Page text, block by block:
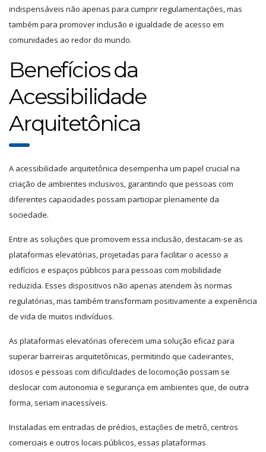
indispensáveis não apenas para cumprir regulamentações, mas
também para promover inclusão e igualdade de acesso em
comunidades ao redor do mundo.
Benefícios da
Acessibilidade
Arquitetônica
A acessibilidade arquitetônica desempenha um papel crucial na
criação de ambientes inclusivos, garantindo que pessoas com
diferentes capacidades possam participar plenamente da
sociedade.
Entre as soluções que promovem essa inclusão, destacam-se as
plataformas elevatórias, projetadas para facilitar o acesso a
edifícios e espaços públicos para pessoas com mobilidade
reduzida. Esses dispositivos não apenas atendem às normas
regulatórias, mas também transformam positivamente a experiência
de vida de muitos indivíduos.
As plataformas elevatórias oferecem uma solução eficaz para
superar barreiras arquitetônicas, permitindo que cadeirantes,
idosos e pessoas com dificuldades de locomoção possam se
deslocar com autonomia e segurança em ambientes que, de outra
forma, seriam inacessíveis.
Instaladas em entradas de prédios, estações de metrô, centros
comerciais e outros locais públicos, essas plataformas